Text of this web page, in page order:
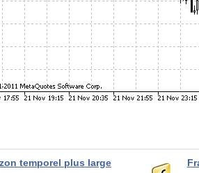
temporel plus large